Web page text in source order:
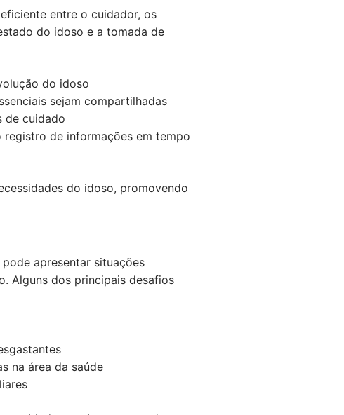
entre o cuidador, os
do idoso e a tomada de
do idoso
sejam compartilhadas
de cuidado
de informações em tempo
do idoso, promovendo
apresentar situações
Alguns dos principais desafios
na área da saúde